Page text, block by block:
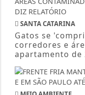
SANTA CATARINA
Gatos se
corredores e
apartamento de